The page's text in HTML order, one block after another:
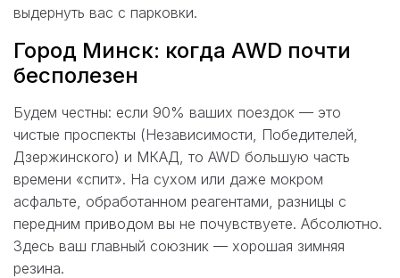
выдернуть вас с парковки.
Город Минск: когда AWD почти
бесполезен
Будем честны: если 90% ваших поездок — это
чистые проспекты (Независимости, Победителей,
Дзержинского) и МКАД, то AWD большую часть
времени «спит». На сухом или даже мокром
асфальте, обработанном реагентами, разницы с
передним приводом вы не почувствуете. Абсолютно.
Здесь ваш главный союзник — хорошая зимняя
резина.